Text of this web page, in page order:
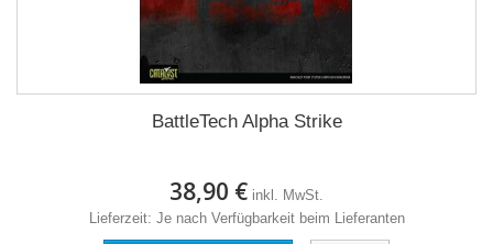
BattleTech Alpha Strike
38,90 € inkl. MwSt.
Lieferzeit: Je nach Verfügbarkeit beim Lieferanten